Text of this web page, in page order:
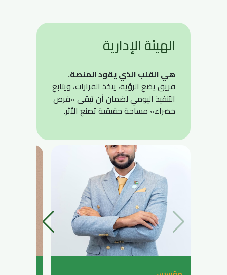
الهيئة الإدارية
هي القلب الذي يقود المنصة.
فريق يضع الرؤية، يتخذ القرارات، ويتابع
التنفيذ اليومي لضمان أن تبقى «فرص
خضراء» مساحة حقيقية تصنع الأثر.